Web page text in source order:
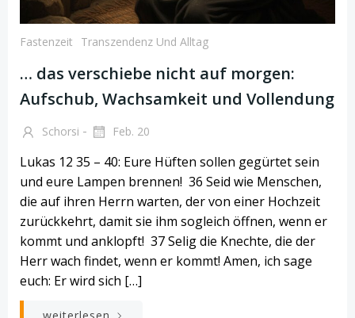
Fastenzeit Transzendenz Und Alltag
… das verschiebe nicht auf morgen:
Aufschub, Wachsamkeit und Vollendung
Schorsi - Feb. 20
Lukas 12 35 – 40: Eure Hüften sollen gegürtet sein
und eure Lampen brennen! 36 Seid wie Menschen,
die auf ihren Herrn warten, der von einer Hochzeit
zurückkehrt, damit sie ihm sogleich öffnen, wenn er
kommt und anklopft! 37 Selig die Knechte, die der
Herr wach findet, wenn er kommt! Amen, ich sage
euch: Er wird sich […]
weiterlesen